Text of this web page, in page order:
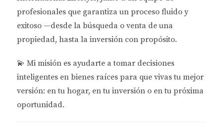
plazo pueden tener tasas más bajas en
comparación con los préstamos a largo plazo.
Aportación Inicial:Una mayor aportación
inicial puede resultar en mejores condiciones.
Condiciones del Mercado:
Las fluctuaciones
económicas y políticas también pueden influir
en las tasas.
Tipos de Préstamos Disponibles
Los inversionistas extranjeros tienen varias opciones
profesionales que garantiza un proceso fluido y
exitoso —desde la búsqueda o venta de una
propiedad, hasta la inversión con propósito.
💫 Mi misión es ayudarte a tomar decisiones
inteligentes en bienes raíces para que vivas tu mejor
versión: en tu hogar, en tu inversión o en tu próxima
oportunidad.